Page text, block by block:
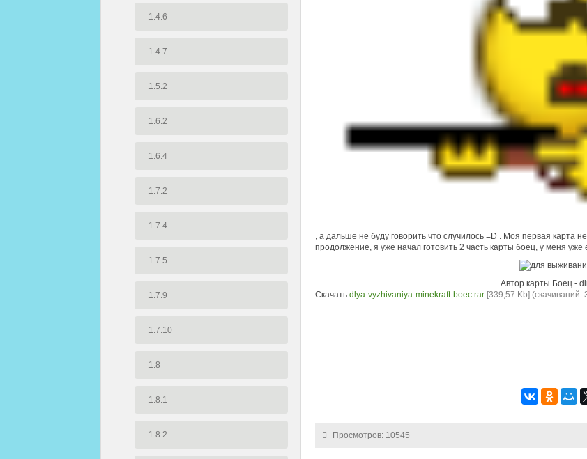
1.4.6
1.4.7
1.5.2
1.6.2
1.6.4
1.7.2
1.7.4
1.7.5
1.7.9
1.7.10
1.8
1.8.1
1.8.2
, а дальше не буду говорить что случилось =D . Моя первая карта
продолжение, я уже начал готовить 2 часть карты боец, у меня
Автор карты Боец -
Скачать dlya-vyzhivaniya-minekraft-boec.rar [339,57 Kb] (cкачиваний:
Просмотров: 10545